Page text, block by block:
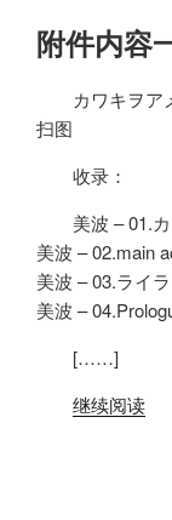
附件内容
カワキヲア
扫图
收录：
美波 – 01.
美波 – 02.main
美波 – 03.ライ
美波 –
[……]
继续阅读